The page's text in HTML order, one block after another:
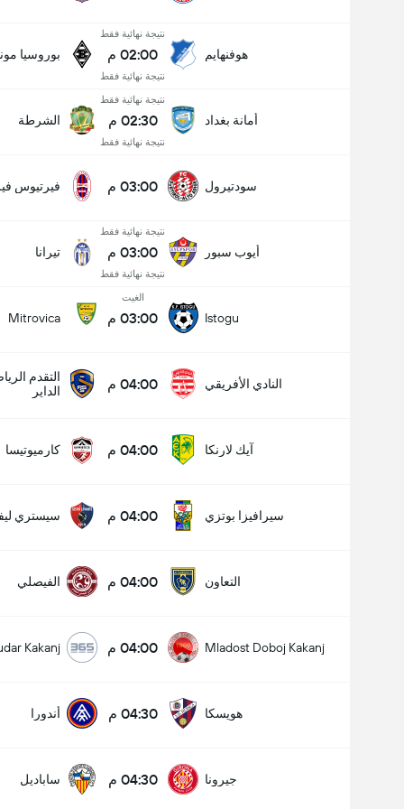
هوفنهايم
نتيجة نهائية فقط
02:00 م
نتيجة نهائية فقط
بوروسيا
أمانة بغداد
نتيجة نهائية فقط
02:30 م
نتيجة نهائية فقط
الشرطة
سودتيرول 03:00 م فيرتيوس
أيوب سبور
نتيجة نهائية فقط
03:00 م
نتيجة نهائية فقط
تيرانا
Istogu
الغيت
03:00 م Mitrovica
النادي الأفريقي 04:00 م
التقدم
الداير
آيك لارنكا 04:00 م كارميوتيسا
سيرافيزا بوتزي 04:00 م سيستري
التعاون 04:00 م الفيصلي
Mladost Doboj Kakanj 04:00 م Kakanj
هويسكا 04:30 م أندورا
جيرونا 04:30 م ساباديل